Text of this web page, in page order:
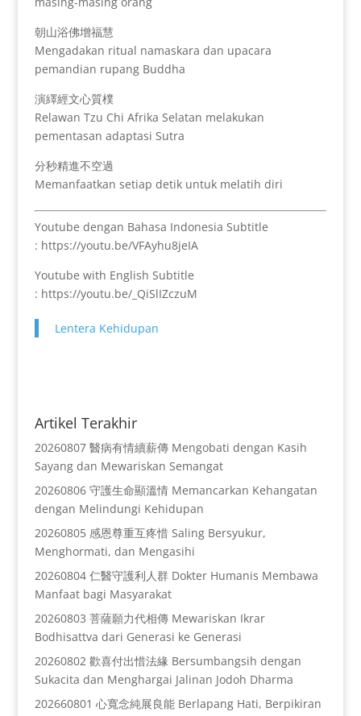
朝山浴佛增福慧
Mengadakan ritual namaskara dan upacara
pemandian rupang Buddha
演繹經文心質樸
Relawan Tzu Chi Afrika Selatan melakukan
pementasan adaptasi Sutra
分秒精進不空過
Memanfaatkan setiap detik untuk melatih diri
Youtube dengan Bahasa Indonesia Subtitle
: https://youtu.be/VFAyhu8jeIA
Youtube with English Subtitle
: https://youtu.be/_QiSlIZczuM
Lentera Kehidupan
Artikel Terakhir
20260807 醫病有情續薪傳 Mengobati dengan Kasih
Sayang dan Mewariskan Semangat
20260806 守護生命顯溫情 Memancarkan Kehangatan
dengan Melindungi Kehidupan
20260805 感恩尊重互疼惜 Saling Bersyukur,
Menghormati, dan Mengasihi
20260804 仁醫守護利人群 Dokter Humanis Membawa
Manfaat bagi Masyarakat
20260803 菩薩願力代相傳 Mewariskan Ikrar
Bodhisattva dari Generasi ke Generasi
20260802 歡喜付出惜法緣 Bersumbangsih dengan
Sukacita dan Menghargai Jalinan Jodoh Dharma
202660801 心寬念純展良能 Berlapang Hati, Berpikiran